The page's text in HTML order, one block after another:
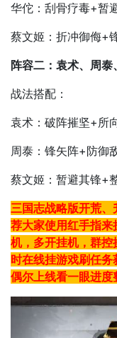
华佗：刮骨疗毒+暂
蔡文姬：折冲御侮+
阵容二：袁术、周泰
战法搭配：
袁术：破阵摧坚+所
周泰：锋矢阵+防御
蔡文姬：暂避其锋+
三国志战略版开荒
荐大家使用红手指
机，多开挂机，群
时在线挂游戏刷任
偶尔上线看一眼进度